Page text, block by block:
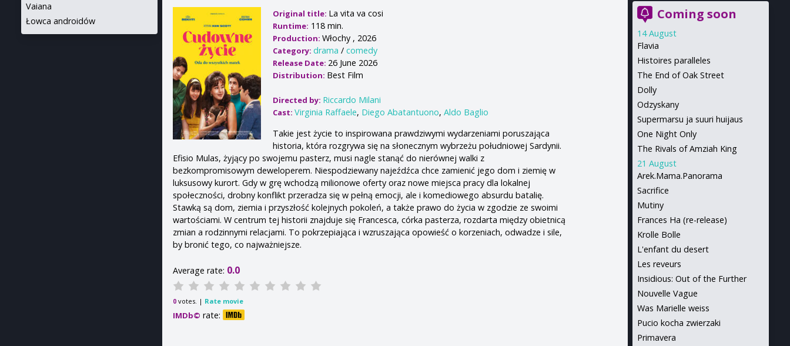
Original title: La vita va cosi
Runtime: 118 min.
Production:Włochy , 2026
Category:drama /comedy
Release Date: 26 June 2026
Distribution: Best Film
Directed by: Riccardo Milani
Cast:Virginia Raffaele, Diego Abatantuono,Aldo Baglio
Takie jest życie to inspirowana prawdziwymi wydarzeniami poruszająca
historia, która rozgrywa się na słonecznym wybrzeżu południowej Sardynii.
Efisio Mulas, żyjący po swojemu pasterz, musi nagle stanąć do nierównej walki z
bezkompromisowym deweloperem. Niespodziewany najeźdźca chce zamienić jego dom i ziemię w
luksusowy kurort. Gdy w grę wchodzą milionowe oferty oraz nowe miejsca pracy dla lokalnej
społeczności, drobny konflikt przeradza się w pełną emocji, ale i komediowego absurdu batalię.
Stawką są dom, ziemia i przyszłość kolejnych pokoleń, a także prawo do życia w zgodzie ze swoimi
wartościami. W centrum tej historii znajduje się Francesca, córka pasterza, rozdarta między obietnicą
zmian a rodzinnymi relacjami. To pokrzepiająca i wzruszająca opowieść o korzeniach, odwadze i sile,
by bronić tego, co najważniejsze.
Average rate: 0.0
0votes. | Rate movie
IMDb© rate:
Coming soon
14 August
Flavia
Histoires paralleles
The End of Oak Street
Dolly
Odzyskany
Supermarsu ja suuri huijaus
One Night Only
The Rivals of Amziah King
21 August
Arek.Mama.Panorama
Sacrifice
Mutiny
Frances Ha (re-release)
Krolle Bolle
L'enfant du desert
Les reveurs
Insidious: Out of the Further
Nouvelle Vague
Was Marielle weiss
Pucio kocha zwierzaki
Primavera
Vaiana
Łowca androidów